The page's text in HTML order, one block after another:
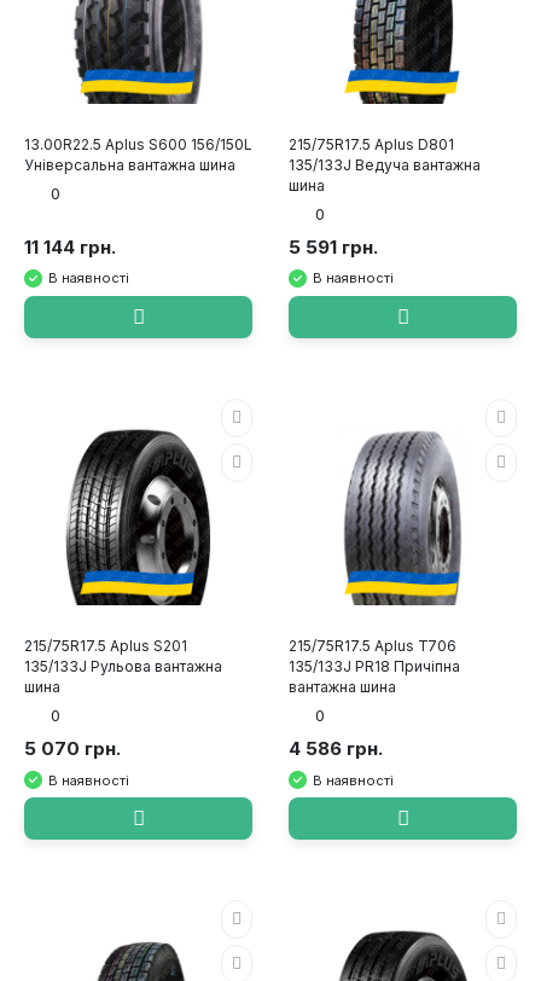
13.00R22.5 Aplus S600 156/150L
Універсальна вантажна шина
0
11 144 грн.
В наявності
215/75R17.5 Aplus D801
135/133J Ведуча вантажна
шина
0
5 591 грн.
В наявності
215/75R17.5 Aplus S201
135/133J Рульова вантажна
шина
0
5 070 грн.
В наявності
215/75R17.5 Aplus T706
135/133J PR18 Причіпна
вантажна шина
0
4 586 грн.
В наявності